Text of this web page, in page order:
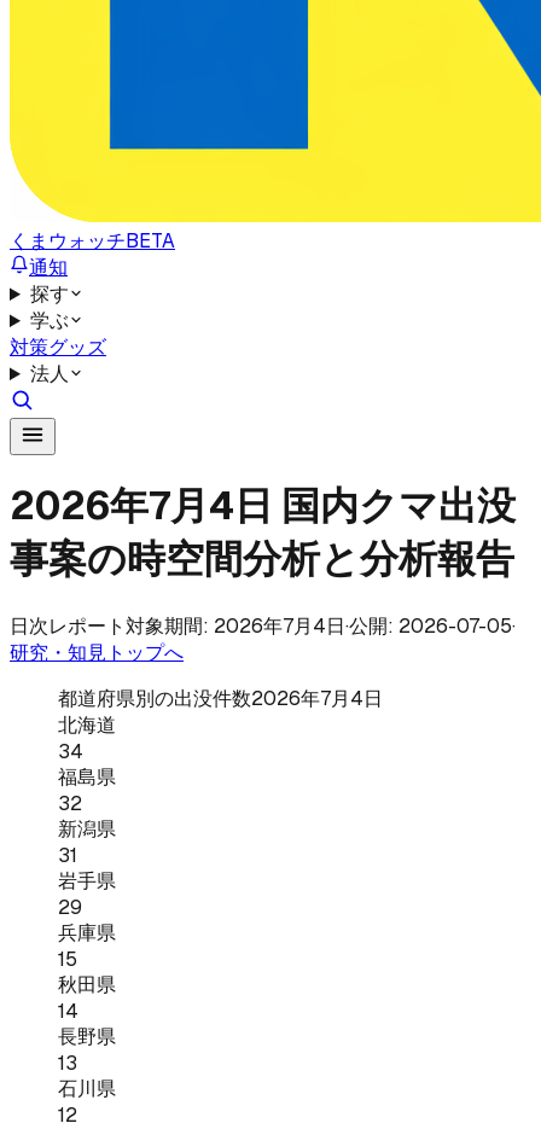
くまウォッチBETA
通知
探す
学ぶ
対策グッズ
法人
2026年7月4日 国内クマ出没
事案の時空間分析と分析報告
日次レポート 対象期間: 2026年7月4日·公開: 2026-07-05·
研究・知見トップへ
都道府県別の出没件数2026年7月4日
北海道
34
福島県
32
新潟県
31
岩手県
29
兵庫県
15
秋田県
14
長野県
13
石川県
12